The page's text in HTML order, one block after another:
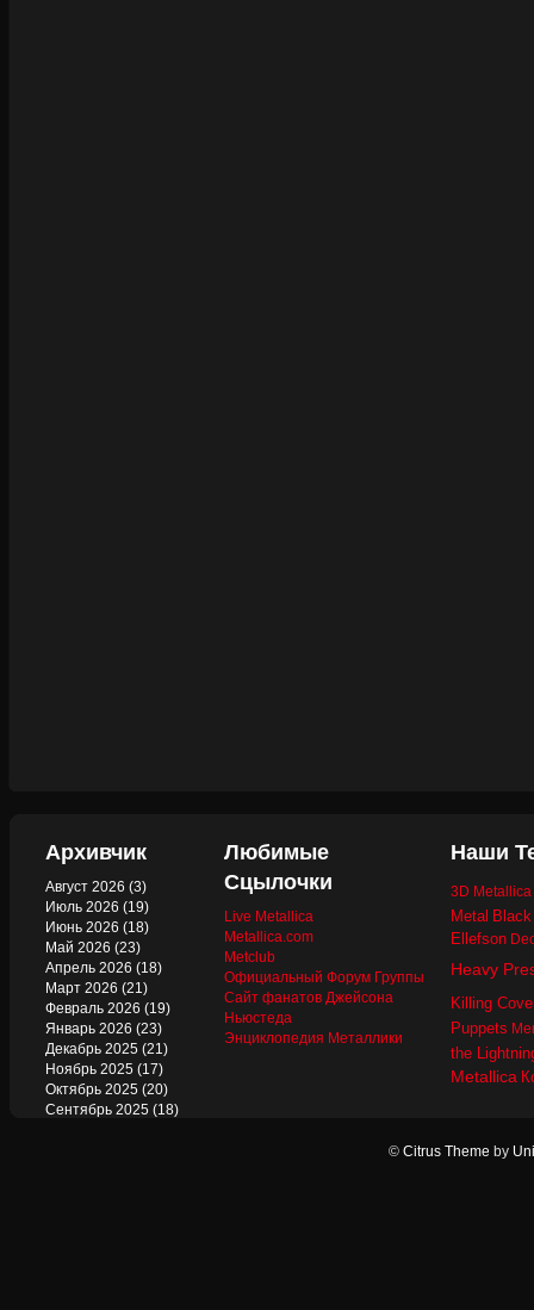
Архивчик
Август 2026 (3)
Июль 2026 (19)
Июнь 2026 (18)
Май 2026 (23)
Апрель 2026 (18)
Март 2026 (21)
Февраль 2026 (19)
Январь 2026 (23)
Декабрь 2025 (21)
Ноябрь 2025 (17)
Октябрь 2025 (20)
Сентябрь 2025 (18)
Любимые
Сцылочки
Live Metallica
Metallica.com
Metclub
Официальный Форум Группы
Сайт фанатов Джейсона
Ньюстеда
Энциклопедия Металлики
Наши
3D
Metal
Ellefson
Heavy
Killing
Puppets
the
Metallica
© Citrus Theme by